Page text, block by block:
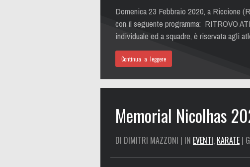
Domenica 23 Febbraio 2020, a Riccione
con il seguente programma: RITROVO
individuale ed a squadre, è riservata agli
Continua a leggere
Memorial Nicolhas
DI DIMITRI MAZZONI | IN EVENTI, KARATE |